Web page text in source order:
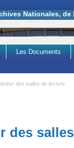
Nationales,
Les Documents
des salles de lecture
des